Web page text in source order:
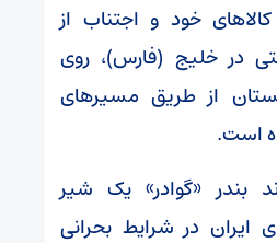
خود و اجتناب از
در خلیج (فارس)، روی
از طریق مسیر‌های
است.
بندر «گوادر» یک شیر
ایران در شرایط بحرانی